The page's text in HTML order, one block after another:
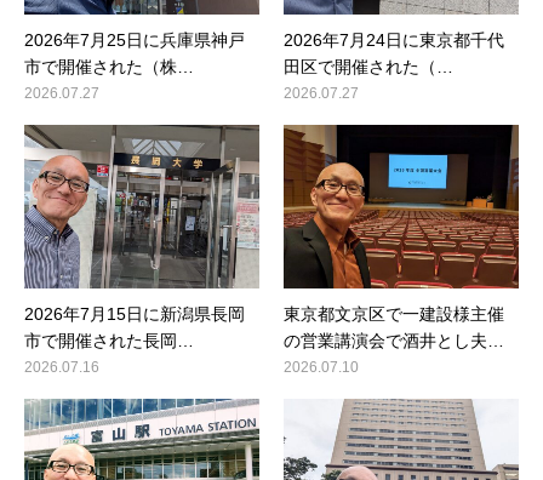
2026年7月25日に兵庫県神戸
市で開催された（株…
2026.07.27
2026年7月24日に東京都千代
田区で開催された（…
2026.07.27
2026年7月15日に新潟県長岡
市で開催された長岡…
2026.07.16
東京都文京区で一建設様主催
の営業講演会で酒井とし夫…
2026.07.10